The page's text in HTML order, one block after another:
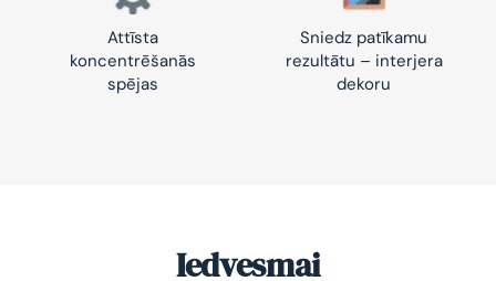
Attīsta
koncentrēšanās
spējas
Sniedz patīkamu
rezultātu – interjera
dekoru
Iedvesmai